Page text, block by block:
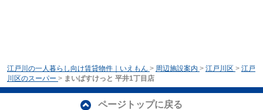
江戸川の一人暮らし向け賃貸物件｜いえもん > 周辺施設案内 > 江戸川区 > 江戸
川区のスーパー > まいばすけっと 平井1丁目店
ページトップに戻る